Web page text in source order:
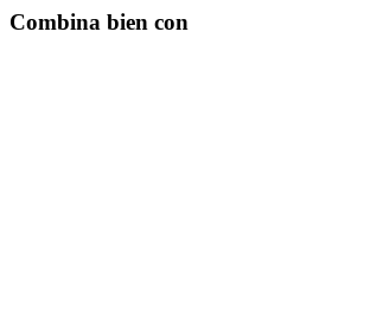
Combina bien con